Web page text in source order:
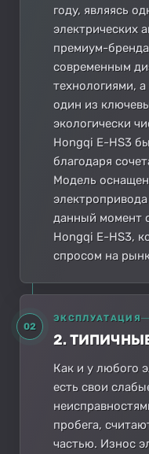
году, являясь
электрических
премиум-
современным
технологиями,
один из
экологически
Hongqi E-HS3
благодаря
Модель
данный момент
Hongqi E-HS3,
спросом на
02
ЭКСПЛУАТАЦИЯ
2.
Как и у любого
есть свои
пробега,
частью. Износ